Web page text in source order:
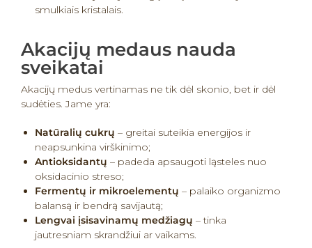
smulkiais kristalais.
Akacijų medaus nauda
sveikatai
Akacijų medus vertinamas ne tik dėl skonio, bet ir dėl
sudėties. Jame yra:
Natūralių cukrų – greitai suteikia energijos ir
neapsunkina virškinimo;
Antioksidantų – padeda apsaugoti ląsteles nuo
oksidacinio streso;
Fermentų ir mikroelementų – palaiko organizmo
balansą ir bendrą savijautą;
Lengvai įsisavinamų medžiagų – tinka
jautresniam skrandžiui ar vaikams.